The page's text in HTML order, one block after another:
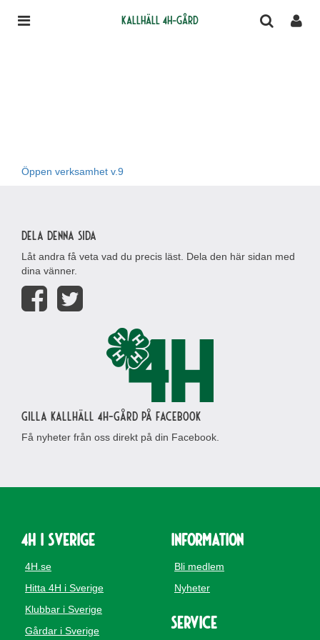
Kallhäll 4H-gård
Öppen verksamhet v.9
Dela denna sida
Låt andra få veta vad du precis läst. Dela den här sidan med
dina vänner.
Gilla Kallhäll 4H-gård på Facebook
Få nyheter från oss direkt på din Facebook.
4H i Sverige
4H.se
Hitta 4H i Sverige
Klubbar i Sverige
Gårdar i Sverige
Information
Bli medlem
Nyheter
Service